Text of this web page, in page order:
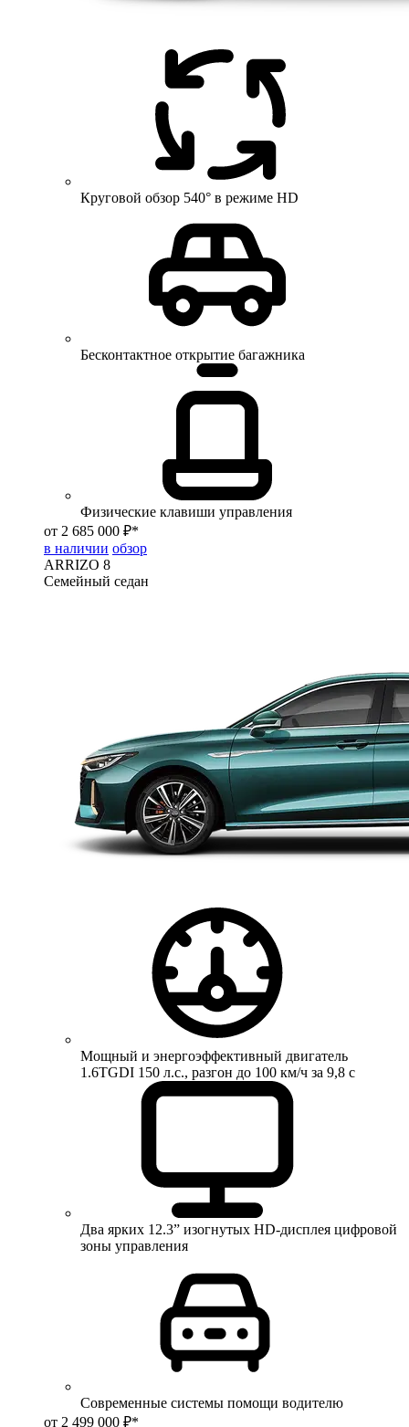
Круговой обзор 540° в режиме HD
Бесконтактное открытие багажника
Физические клавиши управления
от 2 685 000 ₽*
в наличии обзор
ARRIZO 8
Семейный седан
Мощный и энергоэффективный двигатель
1.6TGDI 150 л.с., разгон до 100 км/ч за 9,8 с
Два ярких 12.3” изогнутых HD-дисплея цифровой
зоны управления
Современные системы помощи водителю
от 2 499 000 ₽*